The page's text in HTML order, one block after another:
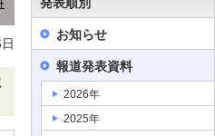
お知らせ
報道発表資料
2026年
2025年